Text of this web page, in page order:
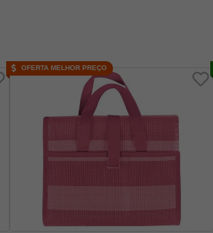
OFERTA MELHOR PREÇO